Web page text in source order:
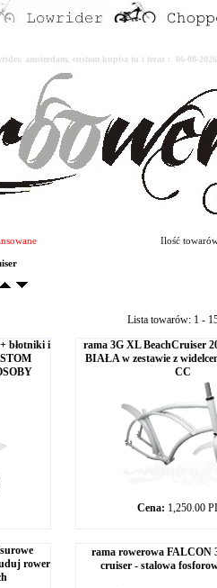
amsterdam, custom kupisz tu i teraz : 06-08-
Ilość
Lista towarów: 1 -
błotniki i
rama 3G XL BeachCruiser
BIAŁA w zestawie z
CC
Cena: 1,250.00
rower
rama rowerowa FALCON
cruiser - stalowa